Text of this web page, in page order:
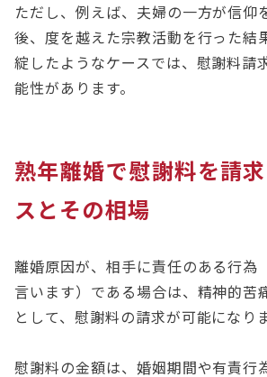
ただし、例えば、夫婦の一方が信仰
後、度を越えた宗教活動を行った結
綻したようなケースでは、慰謝料請
能性があります。
熟年離婚で慰謝料を請
スとその相場
離婚原因が、相手に責任のある行為
言います）である場合は、精神的苦
として、慰謝料の請求が可能になりま
慰謝料の金額は、婚姻期間や有責行